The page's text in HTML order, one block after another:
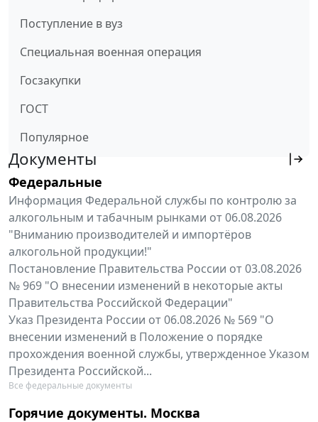
Поступление в вуз
Специальная военная операция
Госзакупки
ГОСТ
Популярное
Документы
Федеральные
Информация Федеральной службы по контролю за
алкогольным и табачным рынками от 06.08.2026
"Вниманию производителей и импортёров
алкогольной продукции!"
Постановление Правительства России от 03.08.2026
№ 969 "О внесении изменений в некоторые акты
Правительства Российской Федерации"
Указ Президента России от 06.08.2026 № 569 "О
внесении изменений в Положение о порядке
прохождения военной службы, утвержденное Указом
Президента Российской...
Все федеральные документы
Горячие документы. Москва